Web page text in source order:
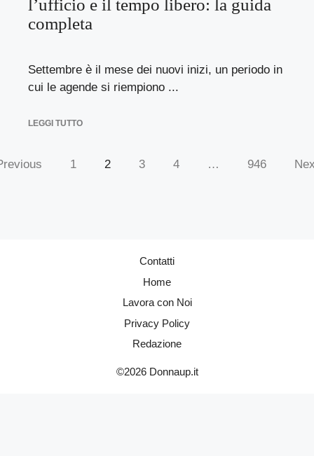
l’ufficio e il tempo libero: la guida
completa
Settembre è il mese dei nuovi inizi, un periodo in
cui le agende si riempiono ...
LEGGI TUTTO
1 2 3 4 … 946
Contatti
Home
Lavora con Noi
Privacy Policy
Redazione
©2026 Donnaup.it